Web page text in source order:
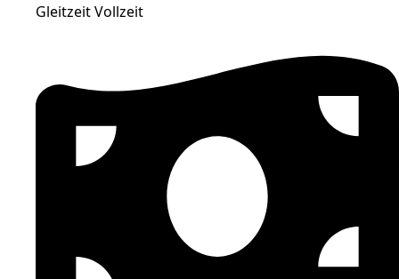
Gleitzeit Vollzeit